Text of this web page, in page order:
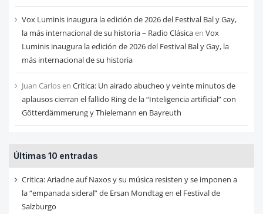
Vox Luminis inaugura la edición de 2026 del Festival Bal y Gay,
la más internacional de su historia – Radio Clásicaen Vox
Luminis inaugura la edición de 2026 del Festival Bal y Gay, la
más internacional de su historia
Juan Carlosen Critica: Un airado abucheo y veinte minutos de
aplausos cierran el fallido Ring de la “Inteligencia artificial” con
Götterdämmerung y Thielemann en Bayreuth
Últimas 10 entradas
Critica: Ariadne auf Naxos y su música resisten y se imponen a
la “empanada sideral” de Ersan Mondtag en el Festival de
Salzburgo